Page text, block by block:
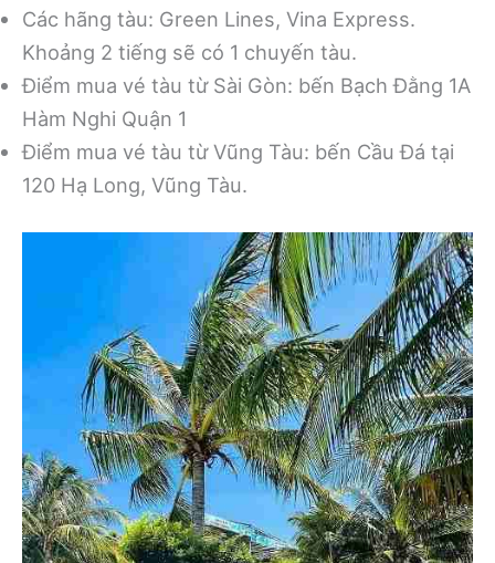
Các hãng tàu: Green Lines, Vina Express.
Khoảng 2 tiếng sẽ có 1 chuyến tàu.
Điểm mua vé tàu từ Sài Gòn: bến Bạch Đằng 1A
Hàm Nghi Quận 1
Điểm mua vé tàu từ Vũng Tàu: bến Cầu Đá tại
120 Hạ Long, Vũng Tàu.